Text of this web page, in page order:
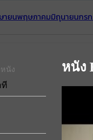
ายนพฤษภาคมมิถุนายนกร
นัง
ที
หนัง